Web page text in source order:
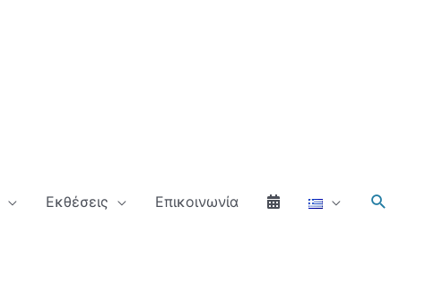
Εκθέσεις Επικοινωνία